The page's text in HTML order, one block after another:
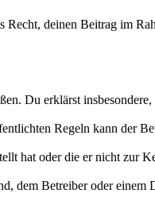
deinen Beitrag im
Du erklärst
Regeln kann der
hat oder die er nicht zur
dem Betreiber oder einem